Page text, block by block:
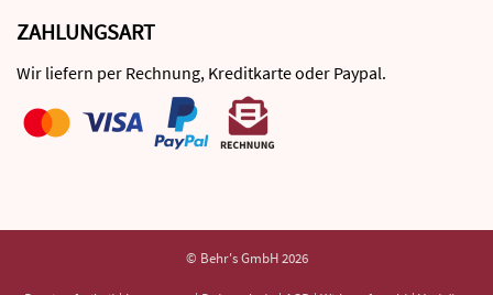
ZAHLUNGSART
Wir liefern per Rechnung, Kreditkarte oder Paypal.
© Behr's GmbH 2026